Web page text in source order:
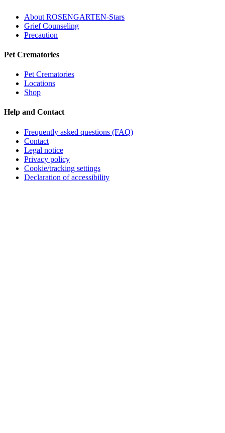
About ROSENGARTEN-Stars
Grief Counseling
Precaution
Pet Crematories
Pet Crematories
Locations
Shop
Help and Contact
Frequently asked questions (FAQ)
Contact
Legal notice
Privacy policy
Cookie/tracking settings
Declaration of accessibility